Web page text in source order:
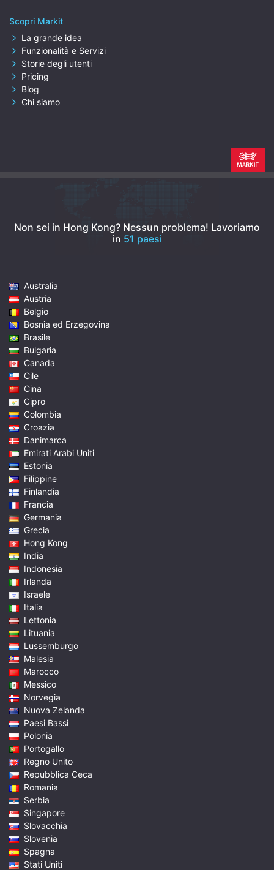
Scopri Markit
La grande idea
Funzionalità e Servizi
Storie degli utenti
Pricing
Blog
Chi siamo
Non sei in Hong Kong? Nessun problema! Lavoriamo
in 51 paesi
Australia
Austria
Belgio
Bosnia ed Erzegovina
Brasile
Bulgaria
Canada
Cile
Cina
Cipro
Colombia
Croazia
Danimarca
Emirati Arabi Uniti
Estonia
Filippine
Finlandia
Francia
Germania
Grecia
Hong Kong
India
Indonesia
Irlanda
Israele
Italia
Lettonia
Lituania
Lussemburgo
Malesia
Marocco
Messico
Norvegia
Nuova Zelanda
Paesi Bassi
Polonia
Portogallo
Regno Unito
Repubblica Ceca
Romania
Serbia
Singapore
Slovacchia
Slovenia
Spagna
Stati Uniti